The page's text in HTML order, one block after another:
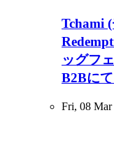
Tchami
ッグフ
B2Bに
Fri, 08 Mar